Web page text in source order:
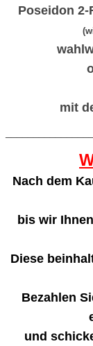
Poseidon 2-
mit
Nach dem
bis wir
Diese
Bezahlen
und